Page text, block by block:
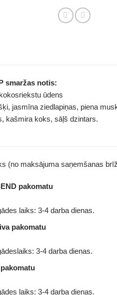
smaržas notis:
ūdens
jasmīna ziedlapiņas, piena
kašmira koks, sāļš dzintars.
(no maksājuma saņemšanas
pakomatu
laiks: 3-4 darba dienas.
pakomatu
3-4 darba dienas.
laiks: 3-4 darba dienas.